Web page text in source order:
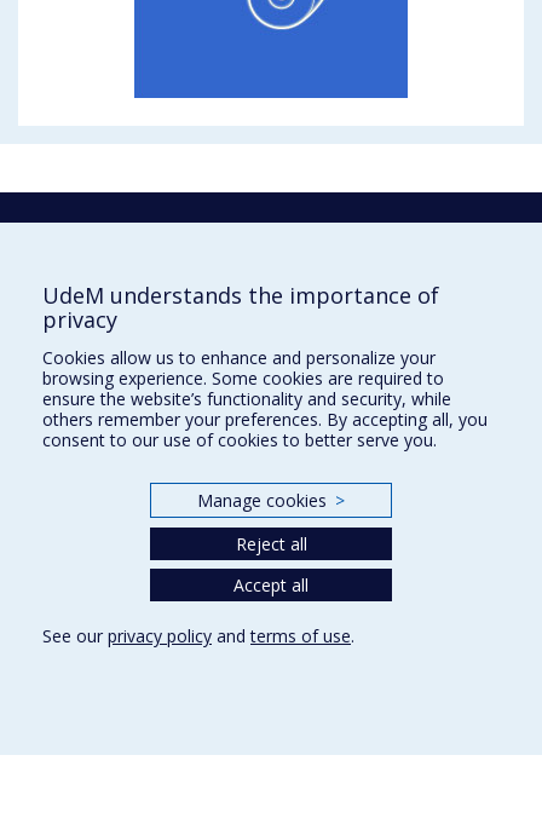
La recherche
C.P. 6128, succursale Centre-ville
Montréal, Québec, Canada
Courriel:recherche@umontreal.ca
Qui fait quoi?
UdeM understands the importance of
privacy
Cookies allow us to enhance and personalize your
browsing experience. Some cookies are required to
ensure the website’s functionality and security, while
others remember your preferences. By accepting all, you
consent to our use of cookies to better serve you.
Manage cookies >
Reject all
Accept all
See our privacy policy andterms of use.